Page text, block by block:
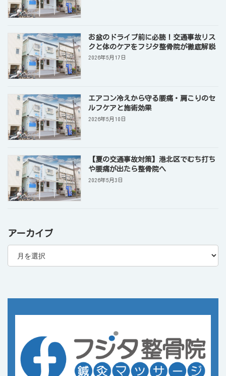
お盆のドライブ前に必読！交通事故リス
クと体のケアをフジタ整骨院が徹底解説
2026年5月17日
エアコン冷えから守る腰痛・肩こりのセ
ルフケアと施術効果
2026年5月10日
【夏の交通事故対策】港北区でむち打ち
や腰痛が出たら整骨院へ
2026年5月3日
アーカイブ
イ